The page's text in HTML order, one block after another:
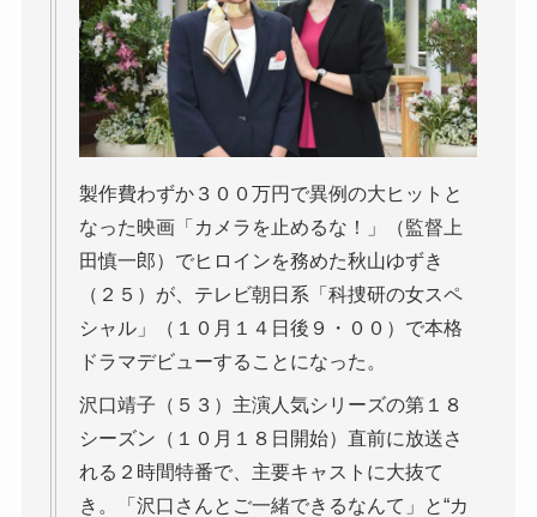
製作費わずか３００万円で異例の大ヒットと
なった映画「カメラを止めるな！」（監督上
田慎一郎）でヒロインを務めた秋山ゆずき
（２５）が、テレビ朝日系「科捜研の女スペ
シャル」（１０月１４日後９・００）で本格
ドラマデビューすることになった。
沢口靖子（５３）主演人気シリーズの第１８
シーズン（１０月１８日開始）直前に放送さ
れる２時間特番で、主要キャストに大抜て
き。「沢口さんとご一緒できるなんて」と“カ